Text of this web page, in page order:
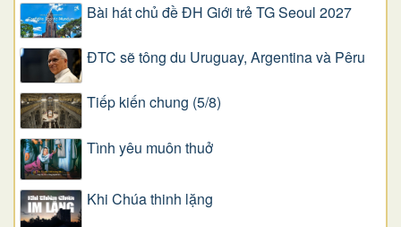
Bài hát chủ đề ĐH Giới trẻ TG Seoul 2027
ĐTC sẽ tông du Uruguay, Argentina và Pêru
Tiếp kiến chung (5/8)
Tình yêu muôn thuở
Khi Chúa thinh lặng